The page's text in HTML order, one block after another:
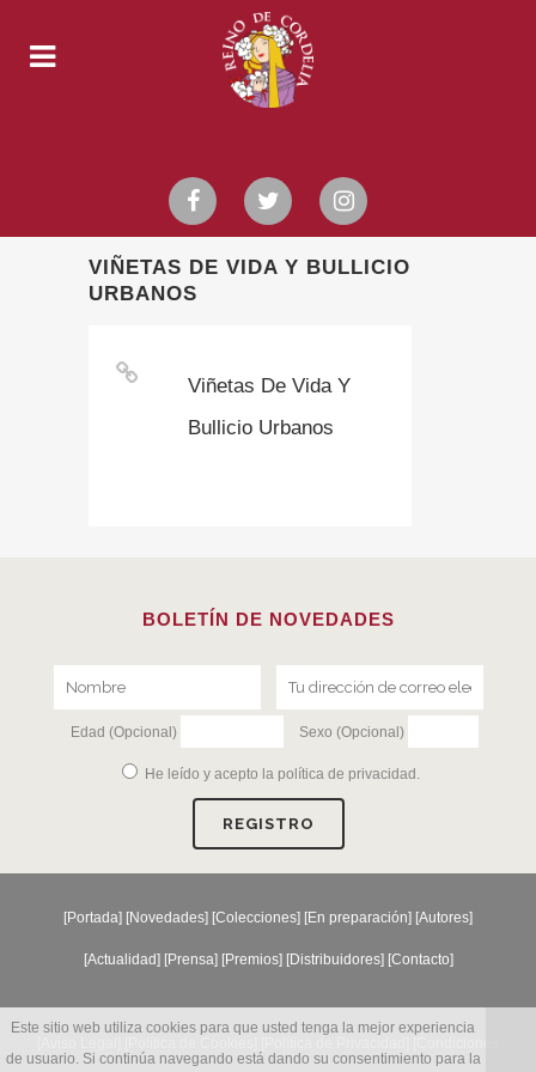
VIÑETAS DE VIDA Y BULLICIO
URBANOS
Viñetas De Vida Y
Bullicio Urbanos
BOLETÍN DE NOVEDADES
Edad (Opcional) Sexo (Opcional)
He leído y acepto la política de privacidad .
[Portada] [Novedades] [Colecciones] [En preparación] [Autores]
[Actualidad] [Prensa] [Premios] [Distribuidores] [Contacto]
Este sitio web utiliza cookies para que usted tenga la mejor experiencia
de usuario. Si continúa navegando está dando su consentimiento para la